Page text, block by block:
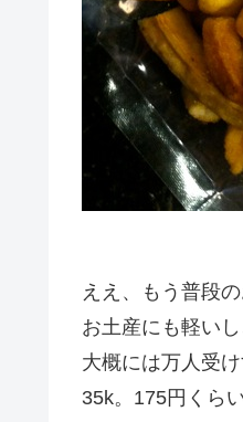
ええ、もう普段
お土産にも軽い
大概には万人受
35k。175円くら